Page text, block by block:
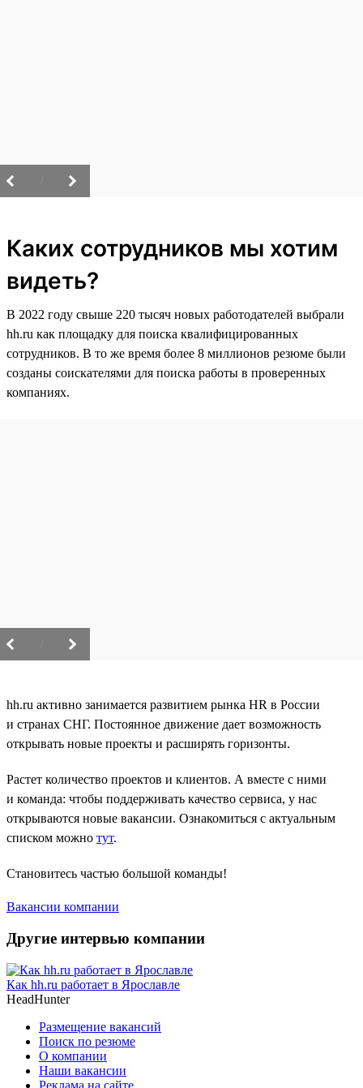
Каких сотрудников мы хотим
видеть?
В 2022 году свыше 220 тысяч новых работодателей выбрали
hh.ru как площадку для поиска квалифицированных
сотрудников. В то же время более 8 миллионов резюме были
созданы соискателями для поиска работы в проверенных
компаниях.
hh.ru активно занимается развитием рынка HR в России
и странах СНГ. Постоянное движение дает возможность
открывать новые проекты и расширять горизонты.
Растет количество проектов и клиентов. А вместе с ними
и команда: чтобы поддерживать качество сервиса, у нас
открываются новые вакансии. Ознакомиться с актуальным
списком можно тут.
Становитесь частью большой команды!
Вакансии компании
Другие интервью компании
Как hh.ru работает в Ярославле
HeadHunter
Размещение вакансий
Поиск по резюме
О компании
Наши вакансии
Реклама на сайте